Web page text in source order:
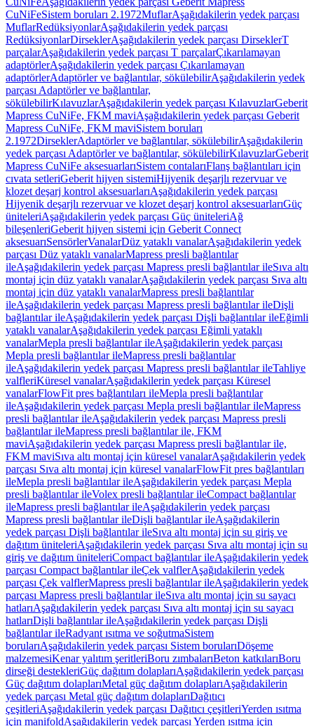
CuNiFeSistem boruları 2.1972MuflarAşağıdakilerin yedek parçası
MuflarRedüksiyonlarAşağıdakilerin yedek parçası
RedüksiyonlarDirseklerAşağıdakilerin yedek parçası DirseklerT
parçalarAşağıdakilerin yedek parçası T parçalarÇıkarılamayan
adaptörlerAşağıdakilerin yedek parçası Çıkarılamayan
adaptörlerAdaptörler ve bağlantılar, sökülebilirAşağıdakilerin yedek
parçası Adaptörler ve bağlantılar,
sökülebilirKılavuzlarAşağıdakilerin yedek parçası KılavuzlarGeberit
Mapress CuNiFe, FKM maviAşağıdakilerin yedek parçası Geberit
Mapress CuNiFe, FKM maviSistem boruları
2.1972DirseklerAdaptörler ve bağlantılar, sökülebilirAşağıdakilerin
yedek parçası Adaptörler ve bağlantılar, sökülebilirKılavuzlarGeberit
Mapress CuNiFe aksesuarlarıSistem contalarıFlanş bağlantıları için
cıvata setleriGeberit hijyen sistemiHijyenik deşarjlı rezervuar ve
klozet deşarj kontrol aksesuarlarıAşağıdakilerin yedek parçası
Hijyenik deşarjlı rezervuar ve klozet deşarj kontrol aksesuarlarıGüç
üniteleriAşağıdakilerin yedek parçası Güç üniteleriAğ
bileşenleriGeberit hijyen sistemi için Geberit Connect
aksesuarıSensörlerVanalarDüz yataklı vanalarAşağıdakilerin yedek
parçası Düz yataklı vanalarMapress presli bağlantılar
ileAşağıdakilerin yedek parçası Mapress presli bağlantılar ileSıva altı
montaj için düz yataklı vanalarAşağıdakilerin yedek parçası Sıva altı
montaj için düz yataklı vanalarMapress presli bağlantılar
ileAşağıdakilerin yedek parçası Mapress presli bağlantılar ileDişli
bağlantılar ileAşağıdakilerin yedek parçası Dişli bağlantılar ileEğimli
yataklı vanalarAşağıdakilerin yedek parçası Eğimli yataklı
vanalarMepla presli bağlantılar ileAşağıdakilerin yedek parçası
Mepla presli bağlantılar ileMapress presli bağlantılar
ileAşağıdakilerin yedek parçası Mapress presli bağlantılar ileTahliye
valfleriKüresel vanalarAşağıdakilerin yedek parçası Küresel
vanalarFlowFit pres bağlantıları ileMepla presli bağlantılar
ileAşağıdakilerin yedek parçası Mepla presli bağlantılar ileMapress
presli bağlantılar ileAşağıdakilerin yedek parçası Mapress presli
bağlantılar ileMapress presli bağlantılar ile, FKM
maviAşağıdakilerin yedek parçası Mapress presli bağlantılar ile,
FKM maviSıva altı montaj için küresel vanalarAşağıdakilerin yedek
parçası Sıva altı montaj için küresel vanalarFlowFit pres bağlantıları
ileMepla presli bağlantılar ileAşağıdakilerin yedek parçası Mepla
presli bağlantılar ileVolex presli bağlantılar ileCompact bağlantılar
ileMapress presli bağlantılar ileAşağıdakilerin yedek parçası
Mapress presli bağlantılar ileDişli bağlantılar ileAşağıdakilerin
yedek parçası Dişli bağlantılar ileSıva altı montaj için su giriş ve
dağıtım üniteleriAşağıdakilerin yedek parçası Sıva altı montaj için su
giriş ve dağıtım üniteleriCompact bağlantılar ileAşağıdakilerin yedek
parçası Compact bağlantılar ileÇek valflerAşağıdakilerin yedek
parçası Çek valflerMapress presli bağlantılar ileAşağıdakilerin yedek
parçası Mapress presli bağlantılar ileSıva altı montaj için su sayacı
hatlarıAşağıdakilerin yedek parçası Sıva altı montaj için su sayacı
hatlarıDişli bağlantılar ileAşağıdakilerin yedek parçası Dişli
bağlantılar ileRadyant ısıtma ve soğutmaSistem
borularıAşağıdakilerin yedek parçası Sistem borularıDöşeme
malzemesiKenar yalıtım şeritleriBoru zımbalarıBeton katkılarıBoru
dirseği destekleriGüç dağıtım dolaplarıAşağıdakilerin yedek parçası
Güç dağıtım dolaplarıMetal güç dağıtım dolaplarıAşağıdakilerin
yedek parçası Metal güç dağıtım dolaplarıDağıtıcı
çeşitleriAşağıdakilerin yedek parçası Dağıtıcı çeşitleriYerden ısıtma
için manifoldAşağıdakilerin yedek parçası Yerden ısıtma için